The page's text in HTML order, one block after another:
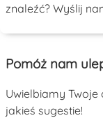
znaleźć? Wyślij
Pomóż nam
Uwielbiamy Twoje
jakieś sugestie!